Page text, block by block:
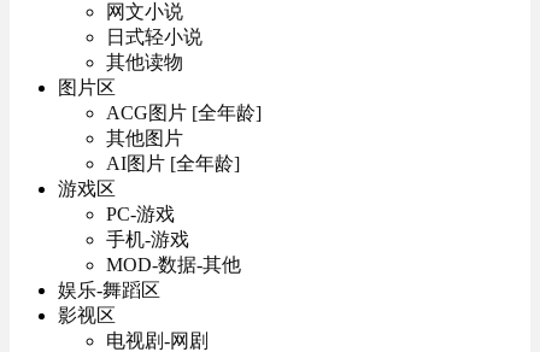
网文小说
日式轻小说
其他读物
图片区
ACG图片 [全年龄]
其他图片
AI图片 [全年龄]
游戏区
PC-游戏
手机-游戏
MOD-数据-其他
娱乐-舞蹈区
影视区
电视剧-网剧